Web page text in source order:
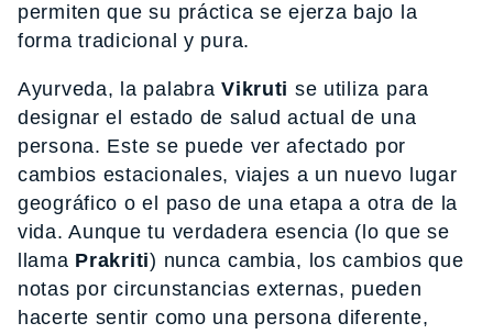
permiten que su práctica se ejerza bajo la
forma tradicional y pura.
Ayurveda, la palabraVikruti se utiliza para
designar el estado de salud actual de una
persona. Este se puede ver afectado por
cambios estacionales, viajes a un nuevo lugar
geográfico o el paso de una etapa a otra de la
vida. Aunque tu verdadera esencia (lo que se
llama Prakriti) nunca cambia, los cambios que
notas por circunstancias externas, pueden
hacerte sentir como una persona diferente,